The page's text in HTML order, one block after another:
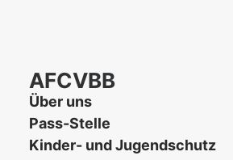
AFCVBB
Über uns
Pass-Stelle
Kinder- und Jugendschutz
2018 – WIR STELLEN VOR:
RUNNINGBACKS
15. Oktober 2018 InAllgemein,